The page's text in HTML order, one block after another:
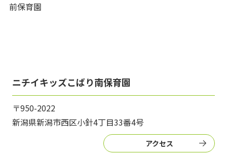
前保育園
ニチイキッズこばり南保育園
〒950-2022
新潟県新潟市西区小針4丁目33番4号
アクセス